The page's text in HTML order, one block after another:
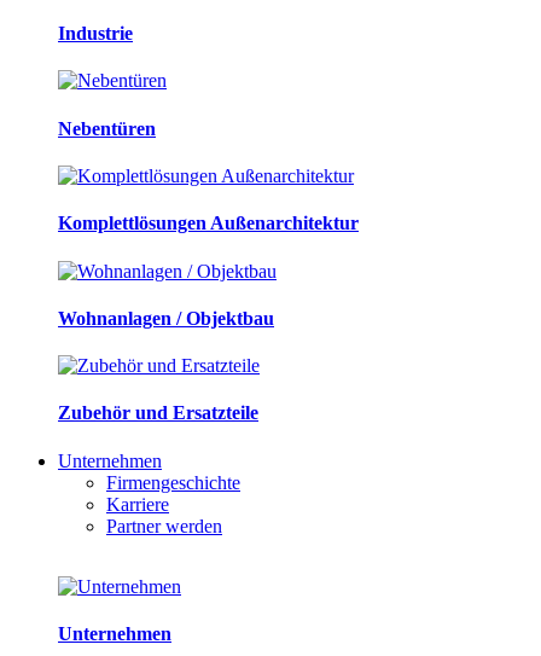
Industrie
Nebentüren
Komplettlösungen Außenarchitektur
Wohnanlagen / Objektbau
Zubehör und Ersatzteile
Unternehmen
Firmengeschichte
Karriere
Partner werden
Unternehmen